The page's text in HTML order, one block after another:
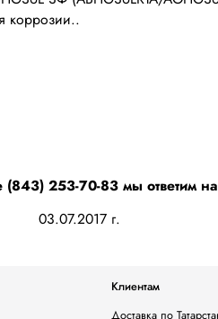
коррозии..
(843) 253-70-83 мы
03.07.2017 г.
Клиентам
Доставка по